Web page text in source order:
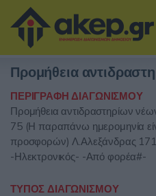
Μετάβαση στο
Η εταιρία
Αναζήτηση Διαγωνισμών
Δοκιμάστε την Υπηρεσία
Επικοινωνία
Προμήθεια
ΠΕΡΙΓΡΑΦΗ ΔΙΑΓΩΝΙΣΜΟΥ
Προμήθεια αντιδραστηρίων
75 (Η παραπάνω ημερομηνία
προσφορών) Λ.Αλεξάνδρας
-Ηλεκτρονικός- -Από φορέα#-
ΤΥΠΟΣ ΔΙΑΓΩΝΙΣΜΟΥ